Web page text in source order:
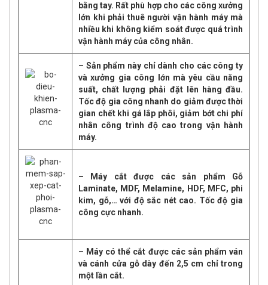
bằng tay. Rất phù hợp cho các công xưởng
lớn khi phải thuê người vận hành máy mà
nhiều khi không kiểm soát được quá trình
vận hành máy của công nhân.
– Sản phẩm này chỉ dành cho các công ty
và xưởng gia công lớn mà yêu cầu năng
suất, chất lượng phải đặt lên hàng đầu.
Tốc độ gia công nhanh do giảm được thời
gian chết khi gá lắp phôi, giảm bớt chi phí
nhân công trình độ cao trong vận hành
máy.
– Máy cắt được các sản phẩm Gỗ
Laminate, MDF, Melamine, HDF, MFC, phi
kim, gỗ,… với độ sắc nét cao. Tốc độ gia
công cực nhanh.
– Máy có thể cắt được các sản phẩm ván
và cánh cửa gỗ dày đến 2,5 cm chỉ trong
một lần cắt.